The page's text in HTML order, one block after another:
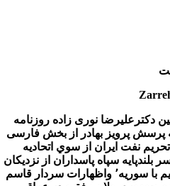
دکترعليرضا نوری زاده روزنامه
پرسش پرويز بهادر از بخش فارسی
نفت ايران از سوي اتحاديه
افسر بلندپايه سپاه پاسداران از نزديكان
سردار علائي٬ وارتباط رژيم با سوريه٬ واظهارات سردار قاسم